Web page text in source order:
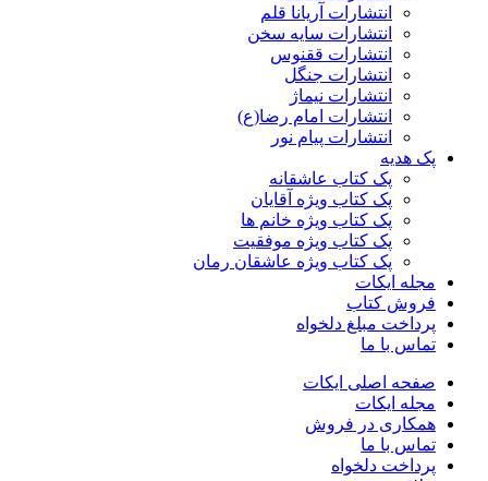
انتشارات آریانا قلم
انتشارات سایه سخن
انتشارات ققنوس
انتشارات جنگل
انتشارات نیماژ
انتشارات امام رضا(ع)
انتشارات پیام نور
پک هدیه
پک کتاب عاشقانه
پک کتاب ویژه آقایان
پک کتاب ویژه خانم ها
پک کتاب ویژه موفقیت
پک کتاب ویژه عاشقان رمان
مجله ایکات
فروش کتاب
پرداخت مبلغ دلخواه
تماس با ما
صفحه اصلی ایکات
مجله ایکات
همکاری در فروش
تماس با ما
پرداخت دلخواه